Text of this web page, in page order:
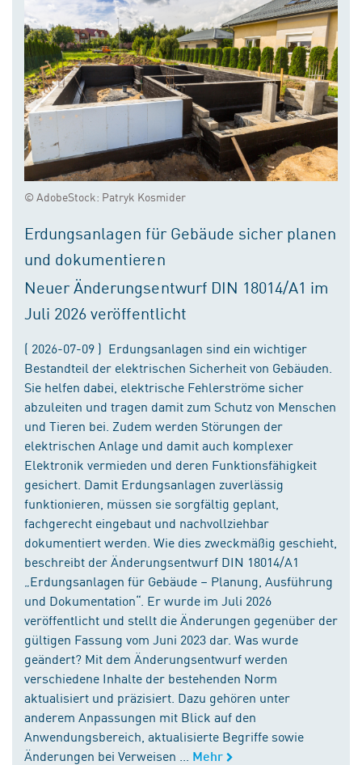
© AdobeStock: Patryk Kosmider
Erdungsanlagen für Gebäude sicher planen
und dokumentieren
Neuer Änderungsentwurf DIN 18014/A1 im
Juli 2026 veröffentlicht
( 2026-07-09 ) Erdungsanlagen sind ein wichtiger
Bestandteil der elektrischen Sicherheit von Gebäuden.
Sie helfen dabei, elektrische Fehlerströme sicher
abzuleiten und tragen damit zum Schutz von Menschen
und Tieren bei. Zudem werden Störungen der
elektrischen Anlage und damit auch komplexer
Elektronik vermieden und deren Funktionsfähigkeit
gesichert. Damit Erdungsanlagen zuverlässig
funktionieren, müssen sie sorgfältig geplant,
fachgerecht eingebaut und nachvollziehbar
dokumentiert werden. Wie dies zweckmäßig geschieht,
beschreibt der Änderungsentwurf DIN 18014/A1
„Erdungsanlagen für Gebäude – Planung, Ausführung
und Dokumentation“. Er wurde im Juli 2026
veröffentlicht und stellt die Änderungen gegenüber der
gültigen Fassung vom Juni 2023 dar. Was wurde
geändert? Mit dem Änderungsentwurf werden
verschiedene Inhalte der bestehenden Norm
aktualisiert und präzisiert. Dazu gehören unter
anderem Anpassungen mit Blick auf den
Anwendungsbereich, aktualisierte Begriffe sowie
Änderungen bei Verweisen ...
Mehr